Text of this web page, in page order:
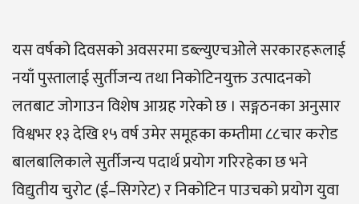
यस वर्षको दिवसको अवसरमा डब्ल्युएचओेले सरकारहरूलाई
नयाँ पुस्तालाई सुर्तीजन्य तथा निकोटिनयुक्त उत्पादनको
लतबाट जोगाउन विशेष आग्रह गरेको छ । सङ्गठनका अनुसार
विश्वभर १३ देखि १५ वर्ष उमेर समूहका कम्तीमा ८८चार करोड
बालबालिकाले सुर्तीजन्य पदार्थ प्रयोग गरिरहेका छ भने
विद्युतीय चुरोट (ई–सिगरेट) र निकोटिन पाउचको प्रयोग युवा